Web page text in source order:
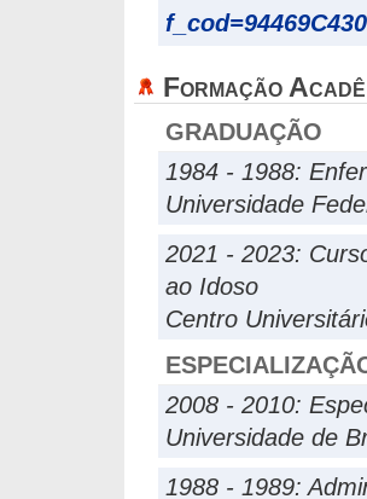
Formação
GRADUAÇÃO
1984 - 1988:
Universidade
2021 - 2023:
ao Idoso
Centro
2008 - 2010:
Universidade de
1988 - 1989: